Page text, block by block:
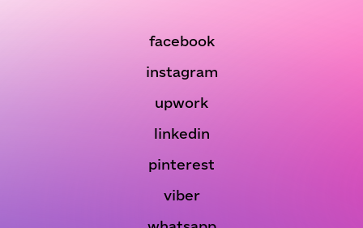
facebook
instagram
upwork
linkedin
pinterest
viber